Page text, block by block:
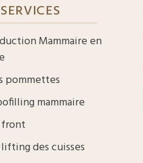
Mammaire en
pommettes
mammaire
des cuisses